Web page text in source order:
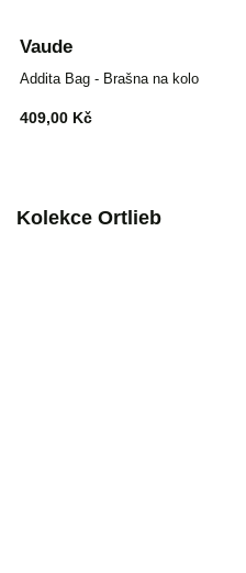
Vaude
Addita Bag - Brašna na kolo
409,00 Kč
Kolekce Ortlieb